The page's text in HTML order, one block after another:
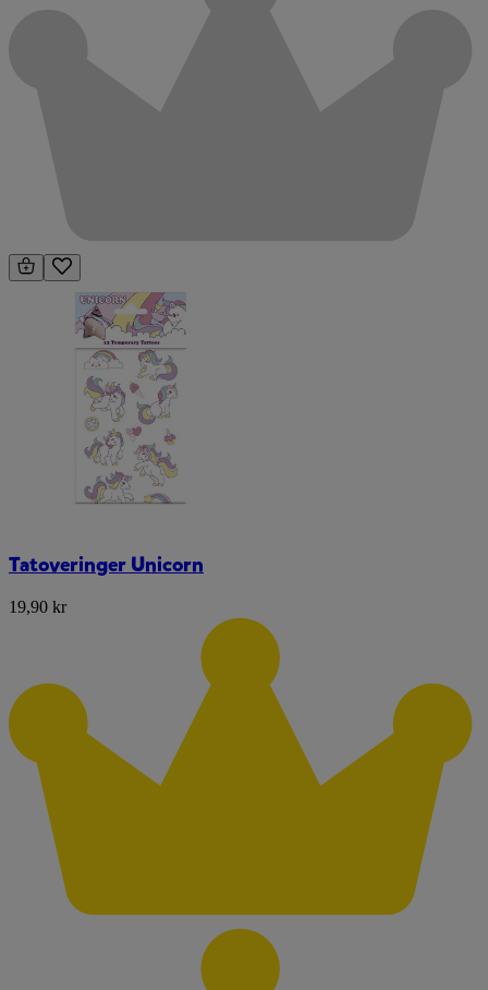
Tatoveringer Unicorn
19,90 kr